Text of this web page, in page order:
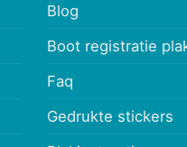
Blog
Boot registratie
Faq
Gedrukte stickers